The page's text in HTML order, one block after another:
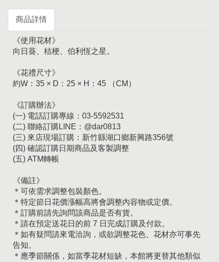
商品詳情
《使用花材》
向日葵、桔梗、伯利恆之星。
《花禮尺寸》
約W：35 × D：25 × H：45 （CM）
《訂購辦法》
(一) 電話訂購專線：03-5592531
(二) 聯絡訂購LINE：@dar0813
(三) 來店現場訂購：新竹縣湖口鄉新興路356號
(四) 確認訂購日期商品及客製調整
(五) ATM轉帳
《備註》
＊可依需求調整包裝顏色。
＊特定節日花價漲幅高將會調整內容物或定價。
＊訂購前請先詢問該商品是否有貨。
＊請在預定送花日的前 7 日完成訂購及付款。
＊如有疑問請來電洽詢，或欲調整花色、花材亦可事先
告知。
＊應季節關係，如當季花材短缺，本館將更替其他類似